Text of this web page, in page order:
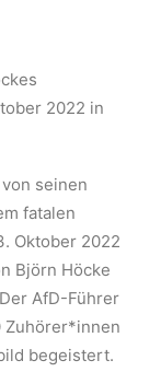
2022 in
seinen
fatalen
Oktober 2022
Björn Höcke
AfD-Führer
Zuhörer*innen
begeistert.